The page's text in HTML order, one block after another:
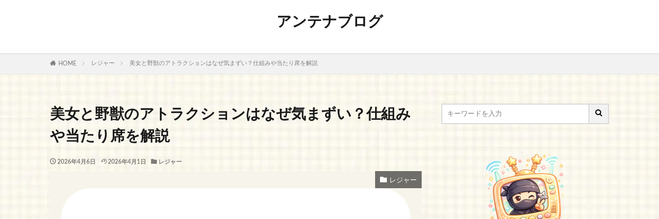
アンテナブログ
HOME レジャー 美女と野獣のアトラクションはなぜ気まずい？仕組みや当たり席を解説
美女と野獣のアトラクションはなぜ気まずい？仕組み
や当たり席を解説
2026年4月6日 2026年4月1日 レジャー
レジャー